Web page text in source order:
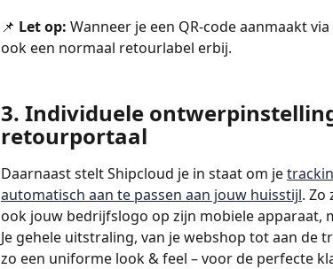
📌 Let op: Wanneer je een QR-code aanmaakt
ook een normaal retourlabel erbij.
3. Individuele
retourportaal
Daarnaast stelt Shipcloud je in staat om je
automatisch aan te passen aan jouw huisstijl. Zo
ook jouw bedrijfslogo op zijn mobiele apparaat,
Je gehele uitstraling, van je webshop tot aan
zo een uniforme look & feel – voor de perfecte